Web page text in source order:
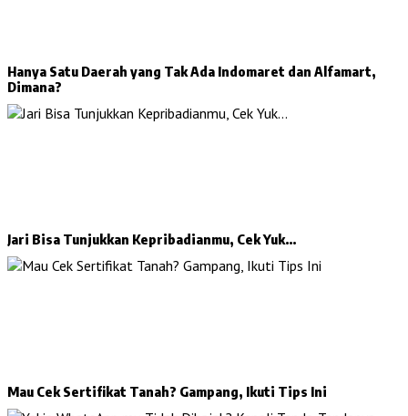
Hanya Satu Daerah yang Tak Ada Indomaret dan Alfamart,
Dimana?
Jari Bisa Tunjukkan Kepribadianmu, Cek Yuk…
Mau Cek Sertifikat Tanah? Gampang, Ikuti Tips Ini